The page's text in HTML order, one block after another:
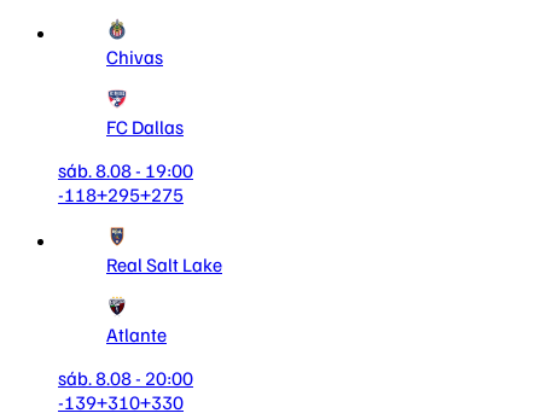
Chivas
FC Dallas
sáb. 8.08 - 19:00
-118+295+275
Real Salt Lake
Atlante
sáb. 8.08 - 20:00
-139+310+330